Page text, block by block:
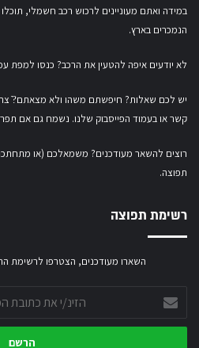
במידה ואתם מעוניינים לרכוש רכב חשמלי,
הנמכרים בארץ.
לא יודעים איפה להטעין את הרכב? כנסו למפת
יש לכם שאלות? חיפשתם משהו ולא מצאתם?ֿ
קשראובעמוד הפייסבוק שלנו. נשמח גם אם
רוצים להשאר מעודכנים? משמאלכם (או
תפוצה.
רשימת תפוצה
השארו מעודכנים, הצטרפו לרשימת
את
כתובת